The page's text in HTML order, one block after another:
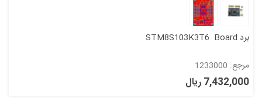
برد STM8S103K3T6 Board
مرجع: 1233000
7,432,000 ریال